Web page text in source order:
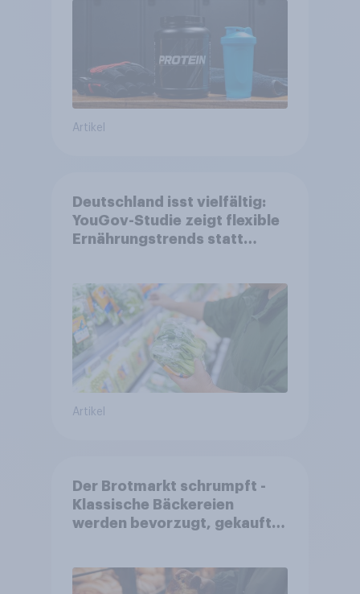
Artikel
Deutschland isst vielfältig:
YouGov-Studie zeigt flexible
Ernährungstrends statt
Artikel
Der Brotmarkt schrumpft -
Klassische Bäckereien
werden bevorzugt, gekauft